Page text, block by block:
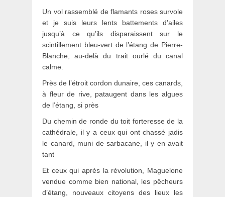
Un vol rassemblé de flamants roses survole
et je suis leurs lents battements d’ailes
jusqu’à ce qu’ils disparaissent sur le
scintillement bleu-vert de l’étang de Pierre-
Blanche, au-delà du trait ourlé du canal
calme.
Près de l’étroit cordon dunaire, ces canards,
à fleur de rive, pataugent dans les algues
de l’étang, si près
Du chemin de ronde du toit forteresse de la
cathédrale, il y a ceux qui ont chassé jadis
le canard, muni de sarbacane, il y en avait
tant
Et ceux qui après la révolution, Maguelone
vendue comme bien national, les pêcheurs
d’étang, nouveaux citoyens des lieux les